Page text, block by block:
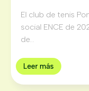
El club de tenis
social ENCE de
de...
Leer más